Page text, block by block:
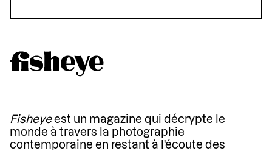
Fisheyeest un magazine qui décrypte le
monde à travers la photographie
contemporaine en restant à l'écoute des